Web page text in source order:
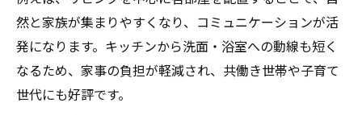
然と家族が集まりやすくなり、コミュニケーションが活
発になります。キッチンから洗面・浴室への動線も短く
なるため、家事の負担が軽減され、共働き世帯や子育て
世代にも好評です。